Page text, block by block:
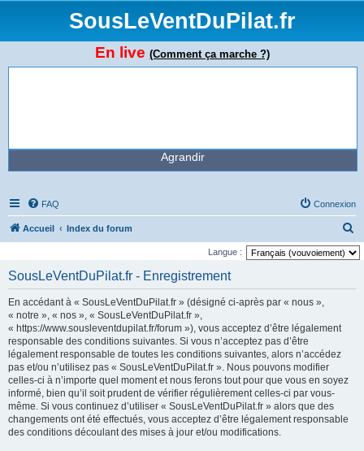
SousLeVentDuPilat.fr
En live (Comment ça marche ?)
Agrandir
FAQ Connexion
Accueil Index du forum
e
Langue :
SousLeVentDuPilat.fr - Enregistrement
En accédant à « SousLeVentDuPilat.fr » (désigné ci-après par « nous »,
« notre », « nos », « SousLeVentDuPilat.fr »,
« https://www.sousleventdupilat.fr/forum »), vous acceptez d’être légalement
responsable des conditions suivantes. Si vous n’acceptez pas d’être
légalement responsable de toutes les conditions suivantes, alors n’accédez
pas et/ou n’utilisez pas « SousLeVentDuPilat.fr ». Nous pouvons modifier
celles-ci à n’importe quel moment et nous ferons tout pour que vous en soyez
informé, bien qu’il soit prudent de vérifier régulièrement celles-ci par vous-
même. Si vous continuez d’utiliser « SousLeVentDuPilat.fr » alors que des
changements ont été effectués, vous acceptez d’être légalement responsable
des conditions découlant des mises à jour et/ou modifications.